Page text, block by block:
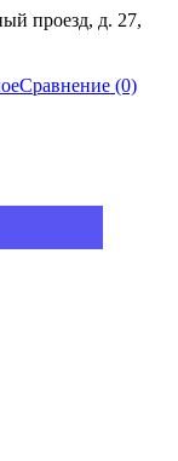
проезд, д. 27,
Сравнение (0)